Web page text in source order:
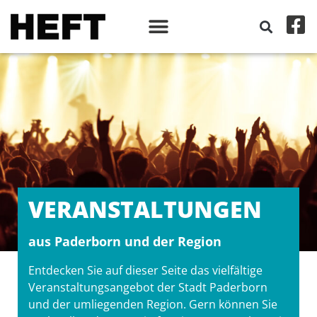
VERANSTALT­UNGEN
aus Paderborn und der Region
Entdecken Sie auf dieser Seite das vielfältige
Veranstaltungsangebot der Stadt Paderborn
und der umliegenden Region. Gern können Sie